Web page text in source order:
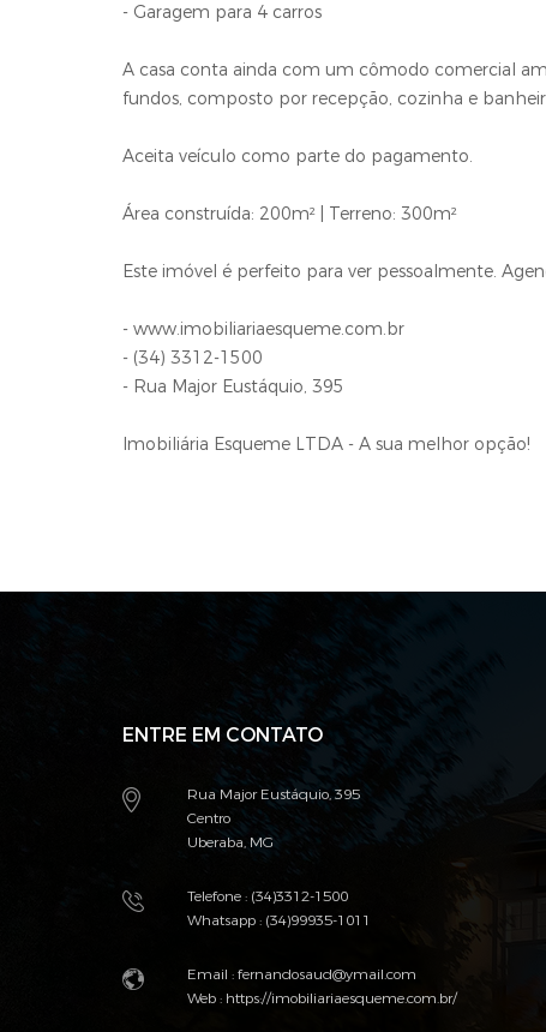
- Garagem para 4 carros
A casa conta ainda com um cômodo comercial
fundos, composto por recepção, cozinha e
Aceita veículo como parte do pagamento.
Área construída: 200m² | Terreno: 300m²
Este imóvel é perfeito para ver pessoalmente.
- www.imobiliariaesqueme.com.br
- (34) 3312-1500
- Rua Major Eustáquio, 395
Imobiliária Esqueme LTDA - A sua melhor opção!
ENTRE EM CONTATO
Rua Major Eustáquio, 395
Centro
Uberaba, MG
Telefone : (34)3312-1500
Whatsapp : (34)99935-1011
Email :fernandosaud@ymail.com
Web : https://imobiliariaesqueme.com.br/